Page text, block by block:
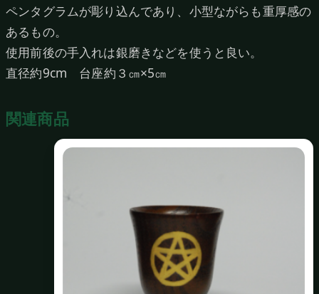
ペンタグラムが彫り込んであり、小型ながらも重厚感の
あるもの。
使用前後の手入れは銀磨きなどを使うと良い。
直径約9cm 台座約３㎝×5㎝
関連商品